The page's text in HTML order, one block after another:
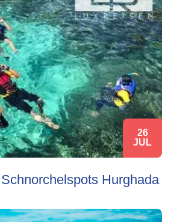
26
JUL
Hurghada